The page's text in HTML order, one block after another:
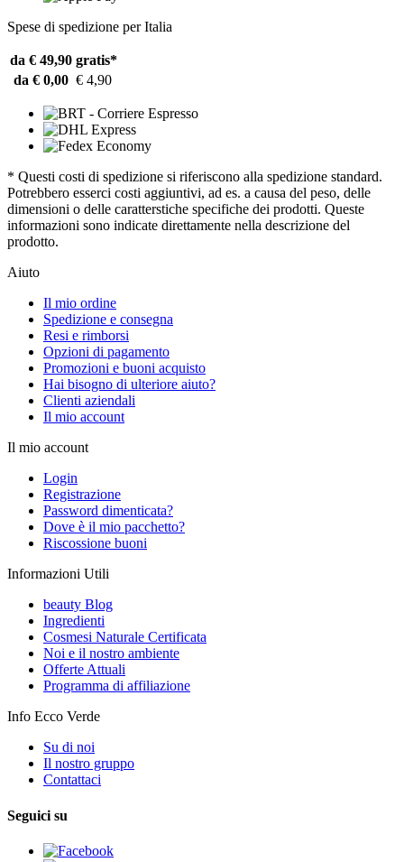
Spese di spedizione per Italia
da € 49,90 gratis*
da € 0,00 € 4,90
* Questi costi di spedizione si riferiscono alla spedizione standard.
Potrebbero esserci costi aggiuntivi, ad es. a causa del peso, delle
dimensioni o delle caratterstiche specifiche dei prodotti. Queste
informazioni sono indicate direttamente nella descrizione del
prodotto.
Aiuto
Il mio ordine
Spedizione e consegna
Resi e rimborsi
Opzioni di pagamento
Promozioni e buoni acquisto
Hai bisogno di ulteriore aiuto?
Clienti aziendali
Il mio account
Il mio account
Login
Registrazione
Password dimenticata?
Dove è il mio pacchetto?
Riscossione buoni
Informazioni Utili
beauty Blog
Ingredienti
Cosmesi Naturale Certificata
Noi e il nostro ambiente
Offerte Attuali
Programma di affiliazione
Info Ecco Verde
Su di noi
Il nostro gruppo
Contattaci
Seguici su